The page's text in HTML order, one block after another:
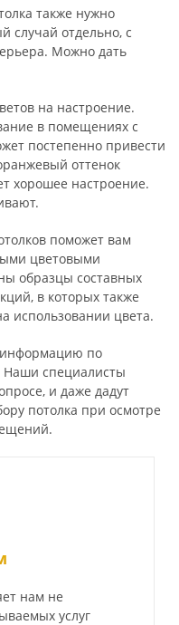
также нужно
случай отдельно, с
Можно дать
на настроение.
в помещениях с
постепенно привести
оттенок
хорошее настроение.
поможет вам
цветовыми
образцы составных
в которых также
использовании цвета.
информацию по
Наши специалисты
и даже дадут
потолка при осмотре
нам не
услуг